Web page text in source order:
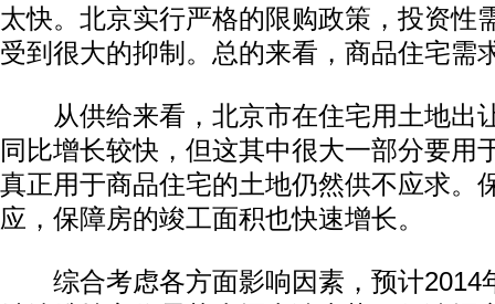
太快。北京实行严格的限购政策，投资性
受到很大的抑制。总的来看，商品住宅需
从供给来看，北京市在住宅用土地出
同比增长较快，但这其中很大一部分要用
真正用于商品住宅的土地仍然供不应求。
应，保障房的竣工面积也快速增长。
综合考虑各方面影响因素，预计2014